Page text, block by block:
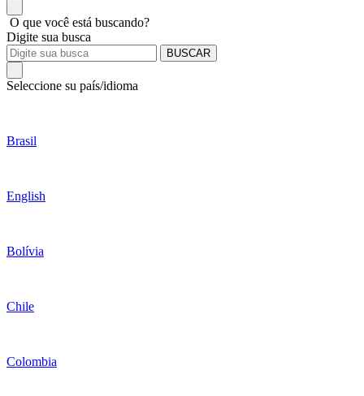
O que você está buscando?
Digite sua busca
BUSCAR
Seleccione su país/idioma
Brasil
English
Bolívia
Chile
Colombia